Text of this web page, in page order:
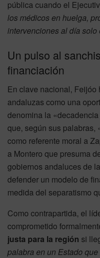
pública cuando el
los médicos en huelga,
intervenciones al día solo
Un pulso al
financiación
En clave nacional,
andaluzas como una
denomina la
que, según sus palabras,
como referente moral a
a Montero que presuma
gobiernos andaluces de
defender un modelo de
medida del separatismo
Como contrapartida, el
comprometido
justa para la región si
palabra en un Estado